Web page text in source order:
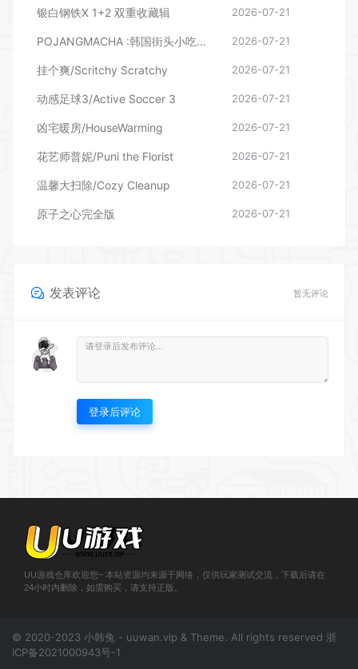
银白钢铁X 1+2 双重收藏辑 2026-07-21
POJANGMACHA :韩国街头小吃模拟器 2026-07-21
挂个爽/Scritchy Scratchy 2026-07-21
动感足球3/Active Soccer 3 2026-07-21
凶宅暖房/HouseWarming 2026-07-21
花艺师普妮/Puni the Florist 2026-07-21
温馨大扫除/Cozy Cleanup 2026-07-21
原子之心完全版 2026-07-21
发表评论 暂无评论
登录后评论
UU游戏仓库欢迎您~ 本站资源均来源于网络，仅供玩家测试交流，下载后请在
24小时内删除，如需购买，请支持正版。
© 2020-2023 小韩兔 - uuwan.vip & Theme. All rights reserved 浙
ICP备2021000943号-1